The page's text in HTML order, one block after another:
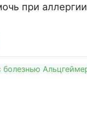
при аллергии